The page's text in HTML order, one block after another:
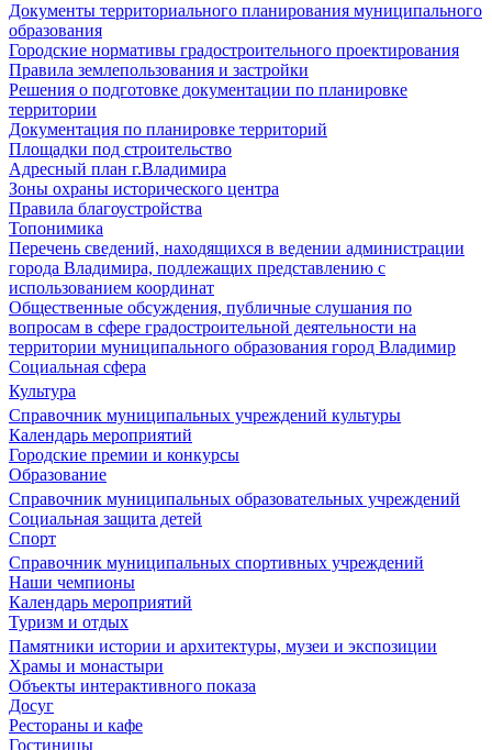
Документы территориального планирования муниципального
образования
Городские нормативы градостроительного проектирования
Правила землепользования и застройки
Решения о подготовке документации по планировке
территории
Документация по планировке территорий
Площадки под строительство
Адресный план г.Владимира
Зоны охраны исторического центра
Правила благоустройства
Топонимика
Перечень сведений, находящихся в ведении администрации
города Владимира, подлежащих представлению с
использованием координат
Общественные обсуждения, публичные слушания по
вопросам в сфере градостроительной деятельности на
территории муниципального образования город Владимир
Социальная сфера
Культура
Справочник муниципальных учреждений культуры
Календарь мероприятий
Городские премии и конкурсы
Образование
Справочник муниципальных образовательных учреждений
Социальная защита детей
Спорт
Справочник муниципальных спортивных учреждений
Наши чемпионы
Календарь мероприятий
Туризм и отдых
Памятники истории и архитектуры, музеи и экспозиции
Храмы и монастыри
Объекты интерактивного показа
Досуг
Рестораны и кафе
Гостиницы